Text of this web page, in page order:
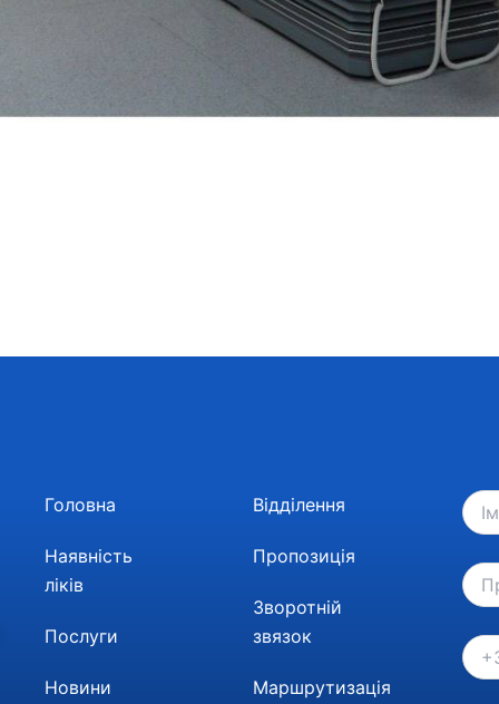
Головна
Наявність
ліків
Послуги
Новини
Відділення
Пропозиція
Зворотній
звязок
Маршрутизація